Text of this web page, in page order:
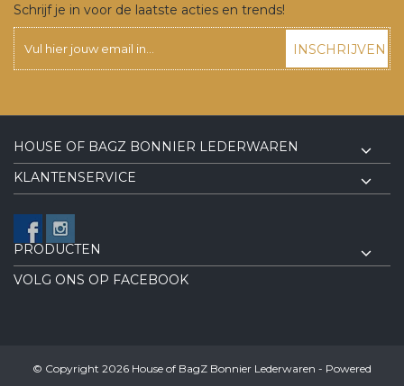
Schrijf je in voor de laatste acties en trends!
INSCHRIJVEN
HOUSE OF BAGZ BONNIER LEDERWAREN
KLANTENSERVICE
PRODUCTEN
VOLG ONS OP FACEBOOK
© Copyright 2026 House of BagZ Bonnier Lederwaren - Powered